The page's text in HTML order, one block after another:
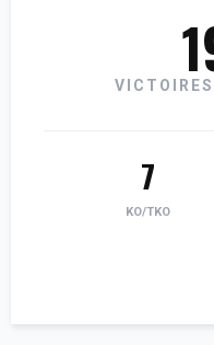
7
KO/TKO